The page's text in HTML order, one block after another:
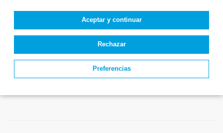
Aceptar y continuar
Rechazar
Preferencias